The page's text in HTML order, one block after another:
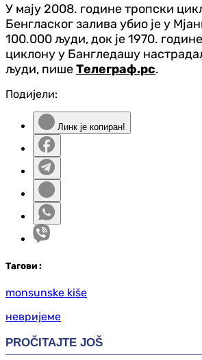
У мају 2008. године тропски
Бенгласког залива убио је у
100.000 људи, док је 1970.
циклону у Бангледашу
људи, пишеТелеграф.рс.
Подијели:
Линк је копиран!
Тагови :
monsunske kiše
невријеме